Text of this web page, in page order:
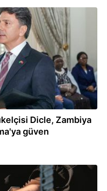
Dicle, Zambiya
güven